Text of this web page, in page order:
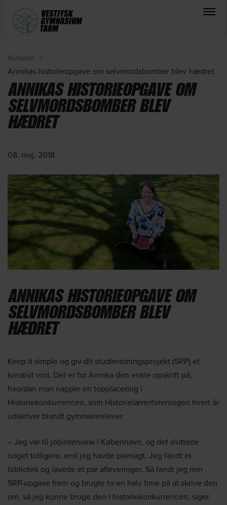
Nyheder >
Annikas historie­opgave om selvmordsbomber blev hædret
ANNIKAS HISTORIE­OPGAVE OM
SELVMORDSBOMBER BLEV
HÆDRET
08. maj, 2018
ANNIKAS HISTORIE­OPGAVE OM
SELVMORDSBOMBER BLEV
HÆDRET
Keep it simple og giv dit studieretningsprojekt (SRP) et
kreativt vrid. Det er for Annika den enkle opskrift på,
hvordan man napper en topplacering i
Historiekonkurrencen, som Historielærerforeningen hvert år
udskriver blandt gymnasieelever.
– Jeg var til jobinterview i København, og det sluttede
noget tidligere, end jeg havde planlagt. Jeg fandt et
bibliotek og lavede et par afleveringer. Så fandt jeg min
SRP-opgave frem og brugte to en halv time på at skrive den
om, så jeg kunne bruge den i historiekonkurrencen, siger